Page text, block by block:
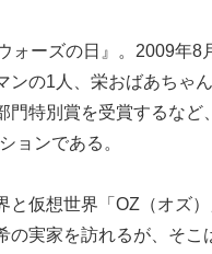
ォーズの日』。2009年
ンの1人、栄おばあちゃ
門特別賞を受賞するな
ョンである。
と仮想世界「OZ（オズ
の実家を訪れるが、そ